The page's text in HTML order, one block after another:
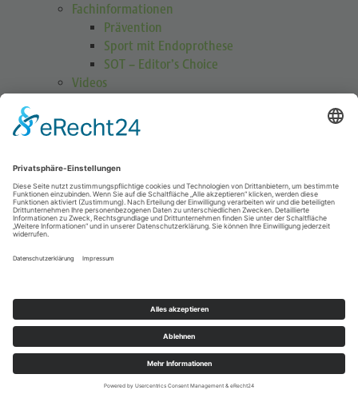
Fachinformationen
Prävention
Sport mit Endoprothese
SOT – Editor’s Choice
Videos
Schulterübungen
Höhenmedizin
Publikationen
Publikationen